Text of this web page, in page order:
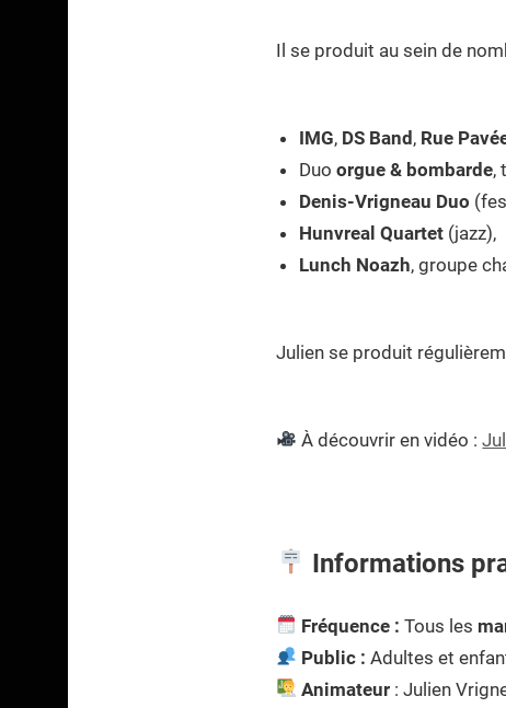
Il se produit au sein de
IMG, DS Band, Rue
Duoorgue & bombarde,
Denis-Vrigneau Duo
Hunvreal Quartet (jazz),
Lunch Noazh, groupe
Julien se produit
À découvrir en vidéo :
Informations
Fréquence : Tous les
Public : Adultes et
Animateur : Julien